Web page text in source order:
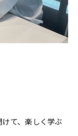
て、楽しく学ぶ